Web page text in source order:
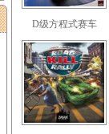
D级方程式赛车